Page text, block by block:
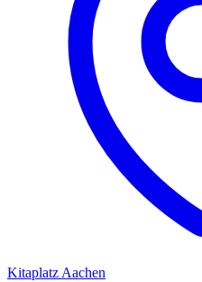
KitaplatzAachen